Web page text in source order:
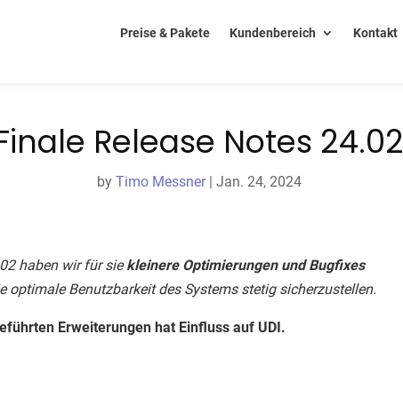
Preise & Pakete Kundenbereich Kontakt
Release Notes 24.02
by Timo Messner| Jan. 24, 2024
haben wir für siekleinere Optimierungen und Bugfixes
optimale Benutzbarkeit des Systems stetig sicherzustellen.
Erweiterungen hat Einfluss auf UDI.